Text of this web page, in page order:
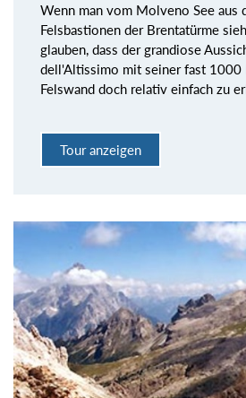
Wenn man vom Molveno See aus
Felsbastionen der Brentatürme
glauben, dass der grandiose
dell'Altissimo mit seiner fast 1000
Felswand doch relativ einfach zu
Tour anzeigen